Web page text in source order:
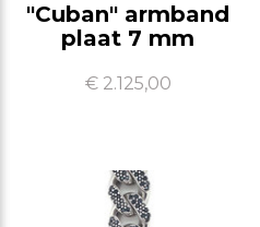
"Cuban" armband
plaat 7 mm
€ 2.125,00